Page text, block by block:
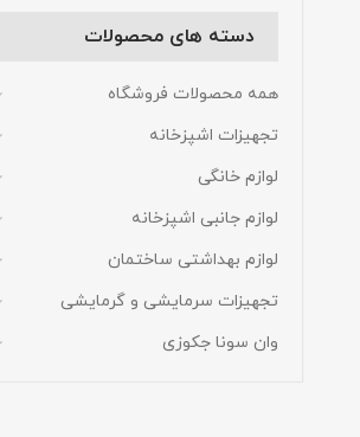
دسته های محصولات
همه محصولات فروشگاه
تجهیزات اشپزخانه
لوازم خانگی
لوازم جانبی اشپزخانه
لوازم بهداشتی ساختمان
تجهیزات سرمایشی و گرمایشی
وان سونا جکوزی